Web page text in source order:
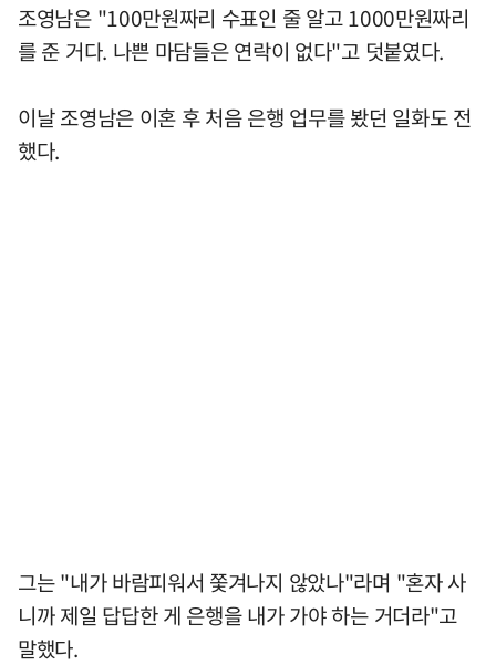
조영남은 "100만원짜리 수표인 줄 알고 1000만원짜리
를 준 거다. 나쁜 마담들은 연락이 없다"고 덧붙였다.
이날 조영남은 이혼 후 처음 은행 업무를 봤던 일화도 전
했다.
그는 "내가 바람피워서 쫓겨나지 않았나"라며 "혼자 사
니까 제일 답답한 게 은행을 내가 가야 하는 거더라"고
말했다.